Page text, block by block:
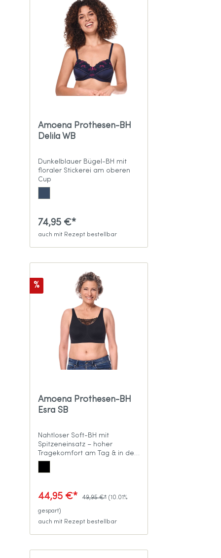
Amoena Prothesen-BH
Delila WB
Dunkelblauer Bügel-BH mit
floraler Stickerei am oberen
Cup
74,95 €*
auch mit Rezept bestellbar
%
Amoena Prothesen-BH
Esra SB
Nahtloser Soft-BH mit
Spitzeneinsatz – hoher
Tragekomfort am Tag & in der
Nacht
44,95 €* 49,95 €* (10.01%
gespart)
auch mit Rezept bestellbar